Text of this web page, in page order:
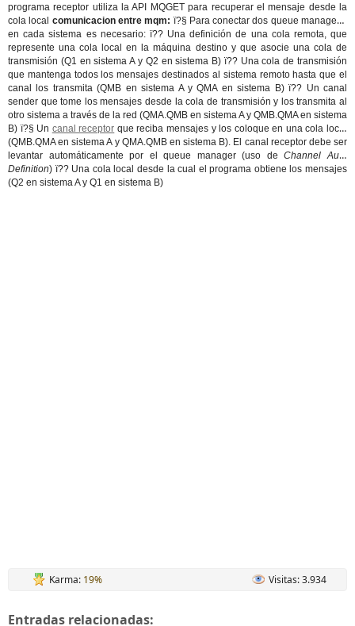
programa receptor utiliza la API MQGET para recuperar el mensaje desde la
cola local comunicacion entre mqm: ï?§ Para conectar dos queue managers,
en cada sistema es necesario: ï?? Una definición de una cola remota, que
represente una cola local en la máquina destino y que asocie una cola de
transmisión (Q1 en sistema A y Q2 en sistema B) ï?? Una cola de transmisión
que mantenga todos los mensajes destinados al sistema remoto hasta que el
canal los transmita (QMB en sistema A y QMA en sistema B) ï?? Un canal
sender que tome los mensajes desde la cola de transmisión y los transmita al
otro sistema a través de la red (QMA.QMB en sistema A y QMB.QMA en sistema
B) ï?§ Un canal receptor que reciba mensajes y los coloque en una cola local
(QMB.QMA en sistema A y QMA.QMB en sistema B). El canal receptor debe ser
levantar automáticamente por el queue manager (uso deChannel Auto
Definition) ï?? Una cola local desde la cual el programa obtiene los mensajes
(Q2 en sistema A y Q1 en sistema B)
Karma: 19% Visitas: 3.934
Entradas relacionadas: